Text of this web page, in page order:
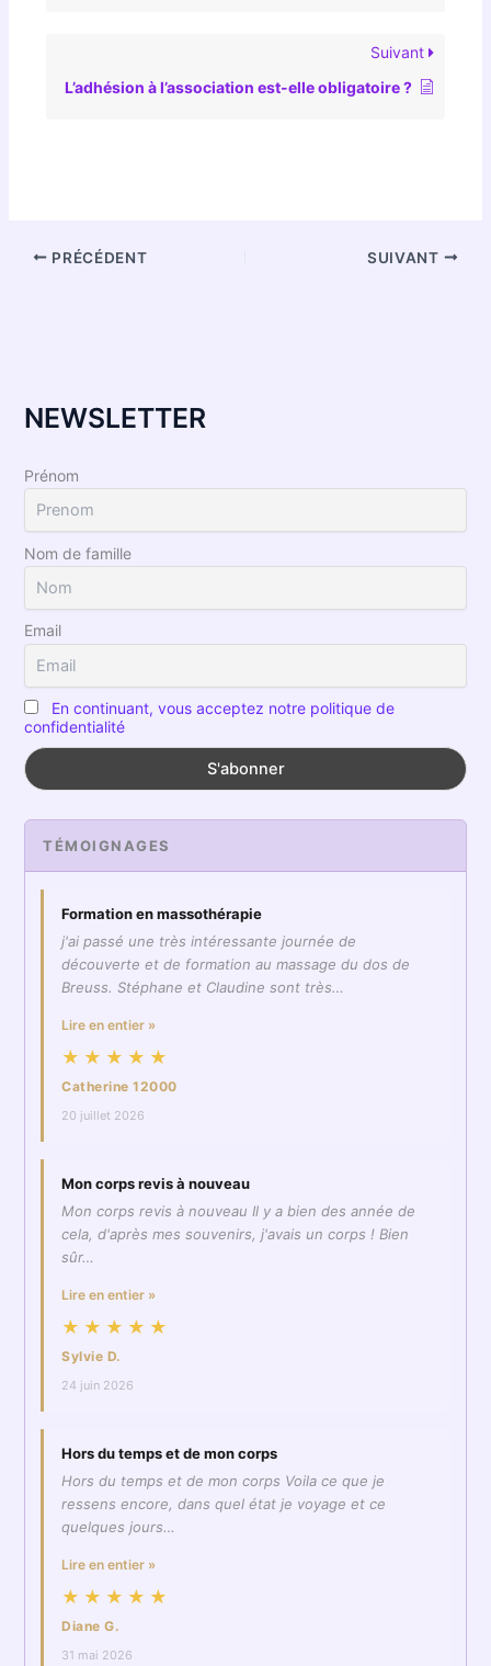
Suivant
L’adhésion à l’association est-elle obligatoire ?
PRÉCÉDENT SUIVANT
NEWSLETTER
Prénom
Nom de famille
Email
En continuant, vous acceptez notre politique de
confidentialité
TÉMOIGNAGES
Formation en massothérapie
j'ai passé une très intéressante journée de
découverte et de formation au massage du dos de
Breuss. Stéphane et Claudine sont très…
Lire en entier »
★★★★★
Catherine 12000
20 juillet 2026
Mon corps revis à nouveau
Mon corps revis à nouveau Il y a bien des année de
cela, d'après mes souvenirs, j'avais un corps ! Bien
sûr…
Lire en entier »
★★★★★
Sylvie D.
24 juin 2026
Hors du temps et de mon corps
Hors du temps et de mon corps Voila ce que je
ressens encore, dans quel état je voyage et ce
quelques jours…
Lire en entier »
★★★★★
Diane G.
31 mai 2026